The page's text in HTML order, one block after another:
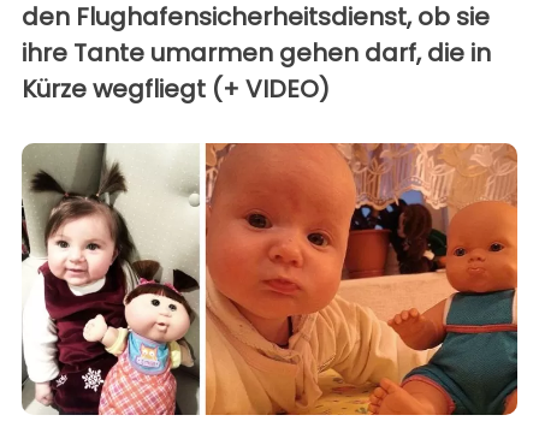
den Flughafensicherheitsdienst, ob sie
ihre Tante umarmen gehen darf, die in
Kürze wegfliegt (+ VIDEO)